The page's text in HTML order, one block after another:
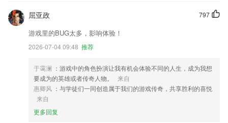
797
屈亚政
游戏里的BUG太多，影响体验！
2026-07-04 09:48 推荐
于霭澜 ：游戏中的角色扮演让我有机会体验不同的人生，成为我想
要成为的英雄或者传奇人物。
来自
惠卿风 ：与学徒们一同创造属于我们的游戏传奇，共享胜利的喜悦
来自
更多回复